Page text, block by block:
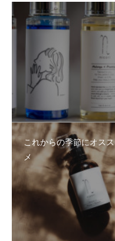
これからの季節にオスス
メ